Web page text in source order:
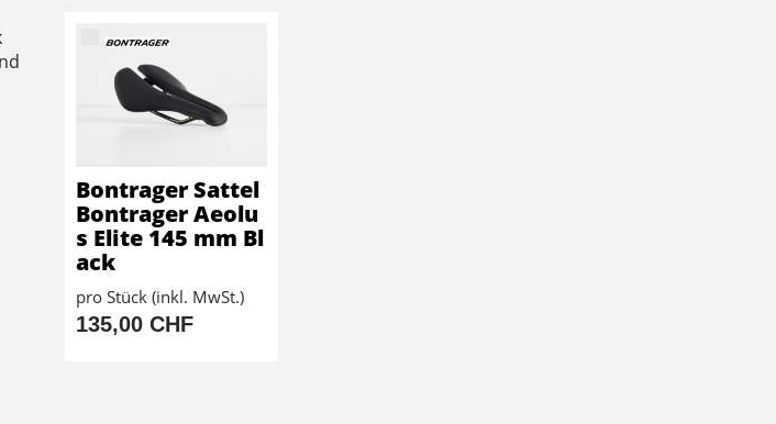
Bontrager Sattel
Bontrager Aeolu
s Elite 145 mm Bl
ack
pro Stück (inkl. MwSt.)
135,00 CHF